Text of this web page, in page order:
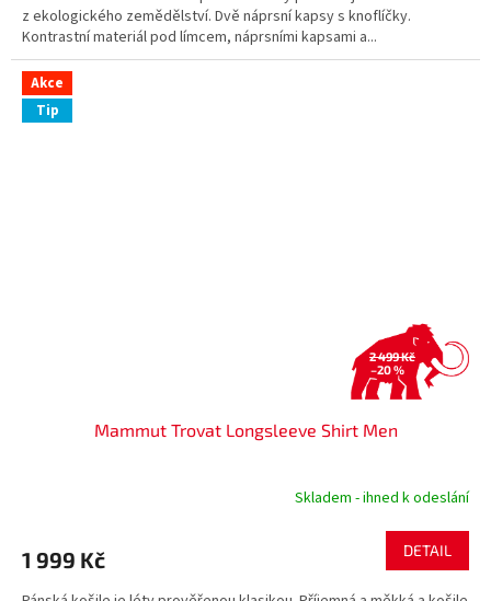
z ekologického zemědělství. Dvě náprsní kapsy s knoflíčky.
Kontrastní materiál pod límcem, náprsními kapsami a...
Akce
Tip
2 499 Kč
–20 %
Mammut Trovat Longsleeve Shirt Men
Skladem - ihned k odeslání
1 999 Kč DETAIL